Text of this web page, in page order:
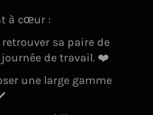
à cœur :
sa paire de
de travail. ❤️
une large gamme